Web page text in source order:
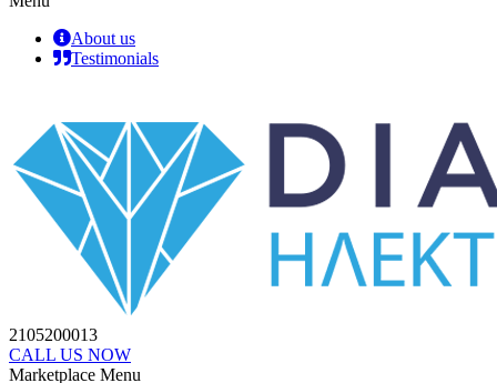
About us
Testimonials
2105200013
CALL US NOW
Marketplace Menu